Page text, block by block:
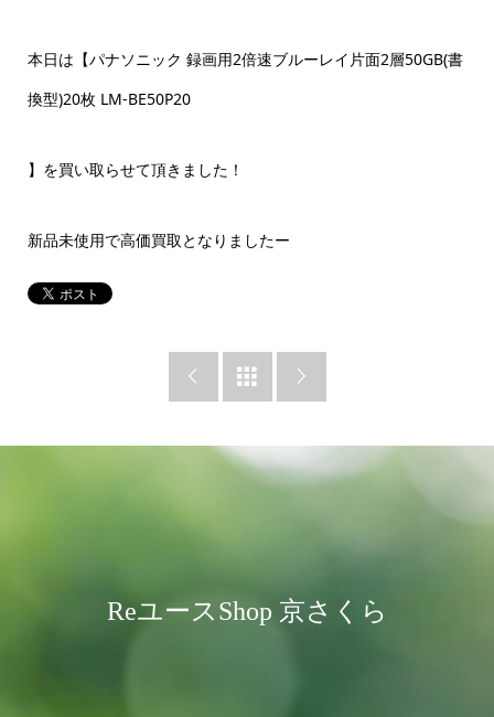
本日は【パナソニック 録画用2倍速ブルーレイ片面2層50GB(書
換型)20枚 LM-BE50P20
】を買い取らせて頂きました！
新品未使用で高価買取となりましたー
  
ReユースShop 京さくら